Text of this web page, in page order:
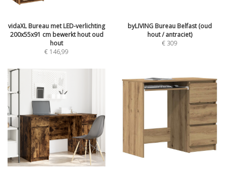
vidaXL Bureau met LED-verlichting
200x55x91 cm bewerkt hout oud
hout
€ 146,99
byLIVING Bureau Belfast (oud
hout / antraciet)
€309